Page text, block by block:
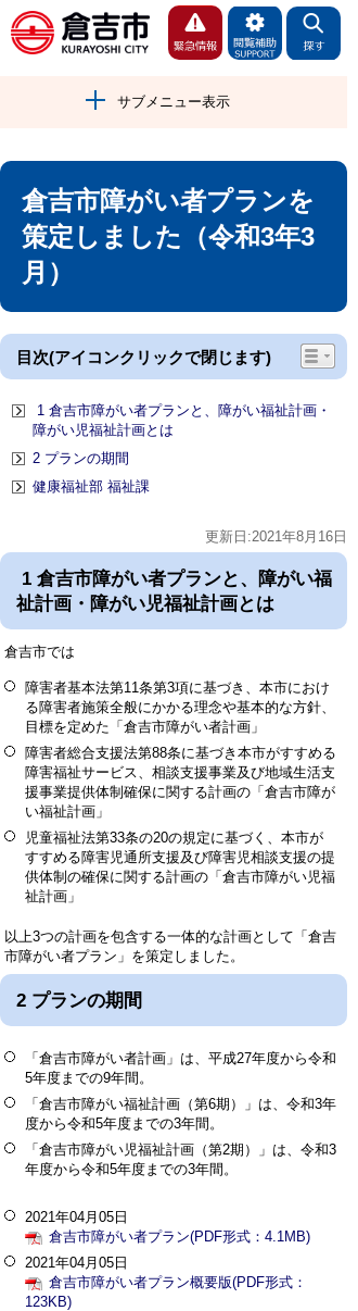
サブメニュー表示
倉吉市障がい者プランを
策定しました（令和3年3
月）
目次(アイコンクリックで閉じます)
1 倉吉市障がい者プランと、障がい福祉計画・
障がい児福祉計画とは
2 プランの期間
健康福祉部 福祉課
更新日:2021年8月16日
1 倉吉市障がい者プランと、障がい福
祉計画・障がい児福祉計画とは
倉吉市では
障害者基本法第11条第3項に基づき、本市におけ
る障害者施策全般にかかる理念や基本的な方針、
目標を定めた「倉吉市障がい者計画」
障害者総合支援法第88条に基づき本市がすすめる
障害福祉サービス、相談支援事業及び地域生活支
援事業提供体制確保に関する計画の「倉吉市障が
い福祉計画」
児童福祉法第33条の20の規定に基づく、本市が
すすめる障害児通所支援及び障害児相談支援の提
供体制の確保に関する計画の「倉吉市障がい児福
祉計画」
以上3つの計画を包含する一体的な計画として「倉吉
市障がい者プラン」を策定しました。
2 プランの期間
「倉吉市障がい者計画」は、平成27年度から令和
5年度までの9年間。
「倉吉市障がい福祉計画（第6期）」は、令和3年
度から令和5年度までの3年間。
「倉吉市障がい児福祉計画（第2期）」は、令和3
年度から令和5年度までの3年間。
2021年04月05日
倉吉市障がい者プラン(PDF形式：4.1MB)
2021年04月05日
倉吉市障がい者プラン概要版(PDF形式：
123KB)